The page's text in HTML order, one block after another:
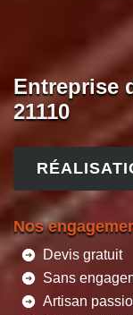
Entreprise
21110
Nos
Devis gratuit
Sans
Artisan